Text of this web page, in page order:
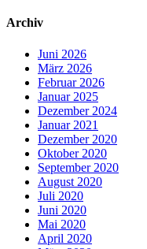
Archiv
Juni 2026
März 2026
Februar 2026
Januar 2025
Dezember 2024
Januar 2021
Dezember 2020
Oktober 2020
September 2020
August 2020
Juli 2020
Juni 2020
Mai 2020
April 2020